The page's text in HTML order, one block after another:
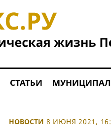
СТАТЬИ МУНИЦИПАЛ
НОВОСТИ 8 ИЮНЯ 2021,